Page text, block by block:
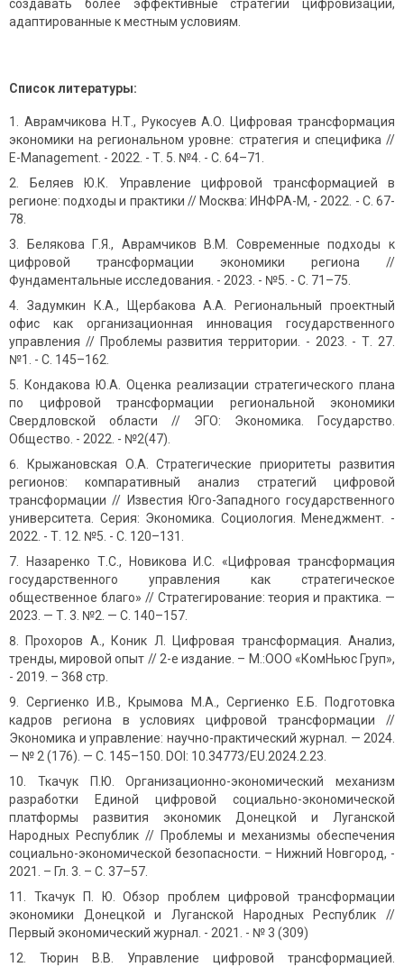
создавать более эффективные стратегии цифровизации,
адаптированные к местным условиям.
Список литературы:
Аврамчикова Н.Т., Рукосуев А.О. Цифровая трансформация
экономики на региональном уровне: стратегия и специфика //
E-Management. - 2022. - Т. 5. №4. - С. 64–71.
Беляев Ю.К. Управление цифровой трансформацией в
регионе: подходы и практики // Москва: ИНФРА-М, - 2022. - С. 67-
78.
Белякова Г.Я., Аврамчиков В.М. Современные подходы к
цифровой трансформации экономики региона //
Фундаментальные исследования. - 2023. - №5. - С. 71–75.
Задумкин К.А., Щербакова А.А. Региональный проектный
офис как организационная инновация государственного
управления // Проблемы развития территории. - 2023. - Т. 27.
№1. - С. 145–162.
Кондакова Ю.А. Оценка реализации стратегического плана
по цифровой трансформации региональной экономики
Свердловской области // ЭГО: Экономика. Государство.
Общество. - 2022. - №2(47).
Крыжановская О.А. Стратегические приоритеты развития
регионов: компаративный анализ стратегий цифровой
трансформации // Известия Юго-Западного государственного
университета. Серия: Экономика. Социология. Менеджмент. -
2022. - Т. 12. №5. - С. 120–131.
Назаренко Т.С., Новикова И.С. «Цифровая трансформация
государственного управления как стратегическое
общественное благо» // Стратегирование: теория и практика. —
2023. — Т. 3. №2. — С. 140–157.
Прохоров А., Коник Л. Цифровая трансформация. Анализ,
тренды, мировой опыт // 2-е издание. – М.:ООО «КомНьюс Груп»,
- 2019. – 368 стр.
Сергиенко И.В., Крымова М.А., Сергиенко Е.Б. Подготовка
кадров региона в условиях цифровой трансформации //
Экономика и управление: научно-практический журнал. — 2024.
— № 2 (176). — С. 145–150. DOI: 10.34773/EU.2024.2.23.
Ткачук П.Ю. Организационно-экономический механизм
разработки Единой цифровой социально-экономической
платформы развития экономик Донецкой и Луганской
Народных Республик // Проблемы и механизмы обеспечения
социально-экономической безопасности. – Нижний Новгород, -
2021. – Гл. 3. – С. 37–57.
Ткачук П. Ю. Обзор проблем цифровой трансформации
экономики Донецкой и Луганской Народных Республик //
Первый экономический журнал. - 2021. - № 3 (309)
Тюрин В.В. Управление цифровой трансформацией.